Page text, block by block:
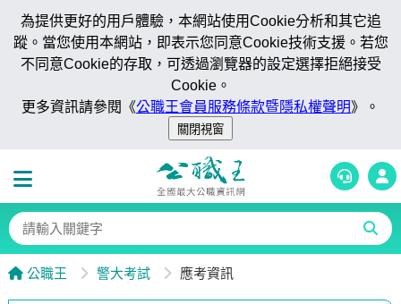
為提供更好的用戶體驗，本網站使用Cookie分析和其它追
蹤。當您使用本網站，即表示您同意Cookie技術支援。若您
不同意Cookie的存取，可透過瀏覽器的設定選擇拒絕接受
Cookie。
更多資訊請參閱《公職王會員服務條款暨隱私權聲明》。
公職王 警大考試 應考資訊